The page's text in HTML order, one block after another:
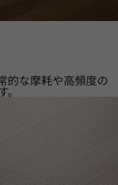
的な摩耗や高頻度の
。